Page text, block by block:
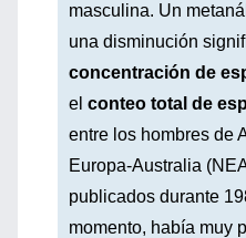
masculina. Un
una disminución
concentración de
el conteo total de
entre los hombres de
Europa-Australia
publicados durante
momento, había muy